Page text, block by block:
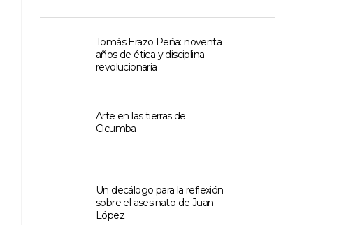
Tomás Erazo Peña: noventa
años de ética y disciplina
revolucionaria
Arte en las tierras de
Cicumba
Un decálogo para la reflexión
sobre el asesinato de Juan
López